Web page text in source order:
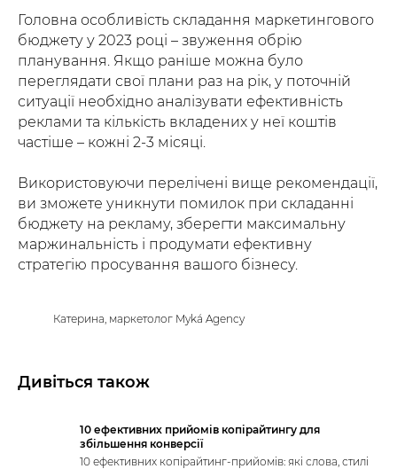
Головна особливість складання маркетингового
бюджету у 2023 році – звуження обрію
планування. Якщо раніше можна було
переглядати свої плани раз на рік, у поточній
ситуації необхідно аналізувати ефективність
реклами та кількість вкладених у неї коштів
частіше – кожні 2-3 місяці.
Використовуючи перелічені вище рекомендації,
ви зможете уникнути помилок при складанні
бюджету на рекламу, зберегти максимальну
маржинальність і продумати ефективну
стратегію просування вашого бізнесу.
Катерина, маркетолог Myká Agency
Дивіться також
10 ефективних прийомів копірайтингу для
збільшення конверсії
10 ефективних копірайтинг-прийомів: які слова, стилі